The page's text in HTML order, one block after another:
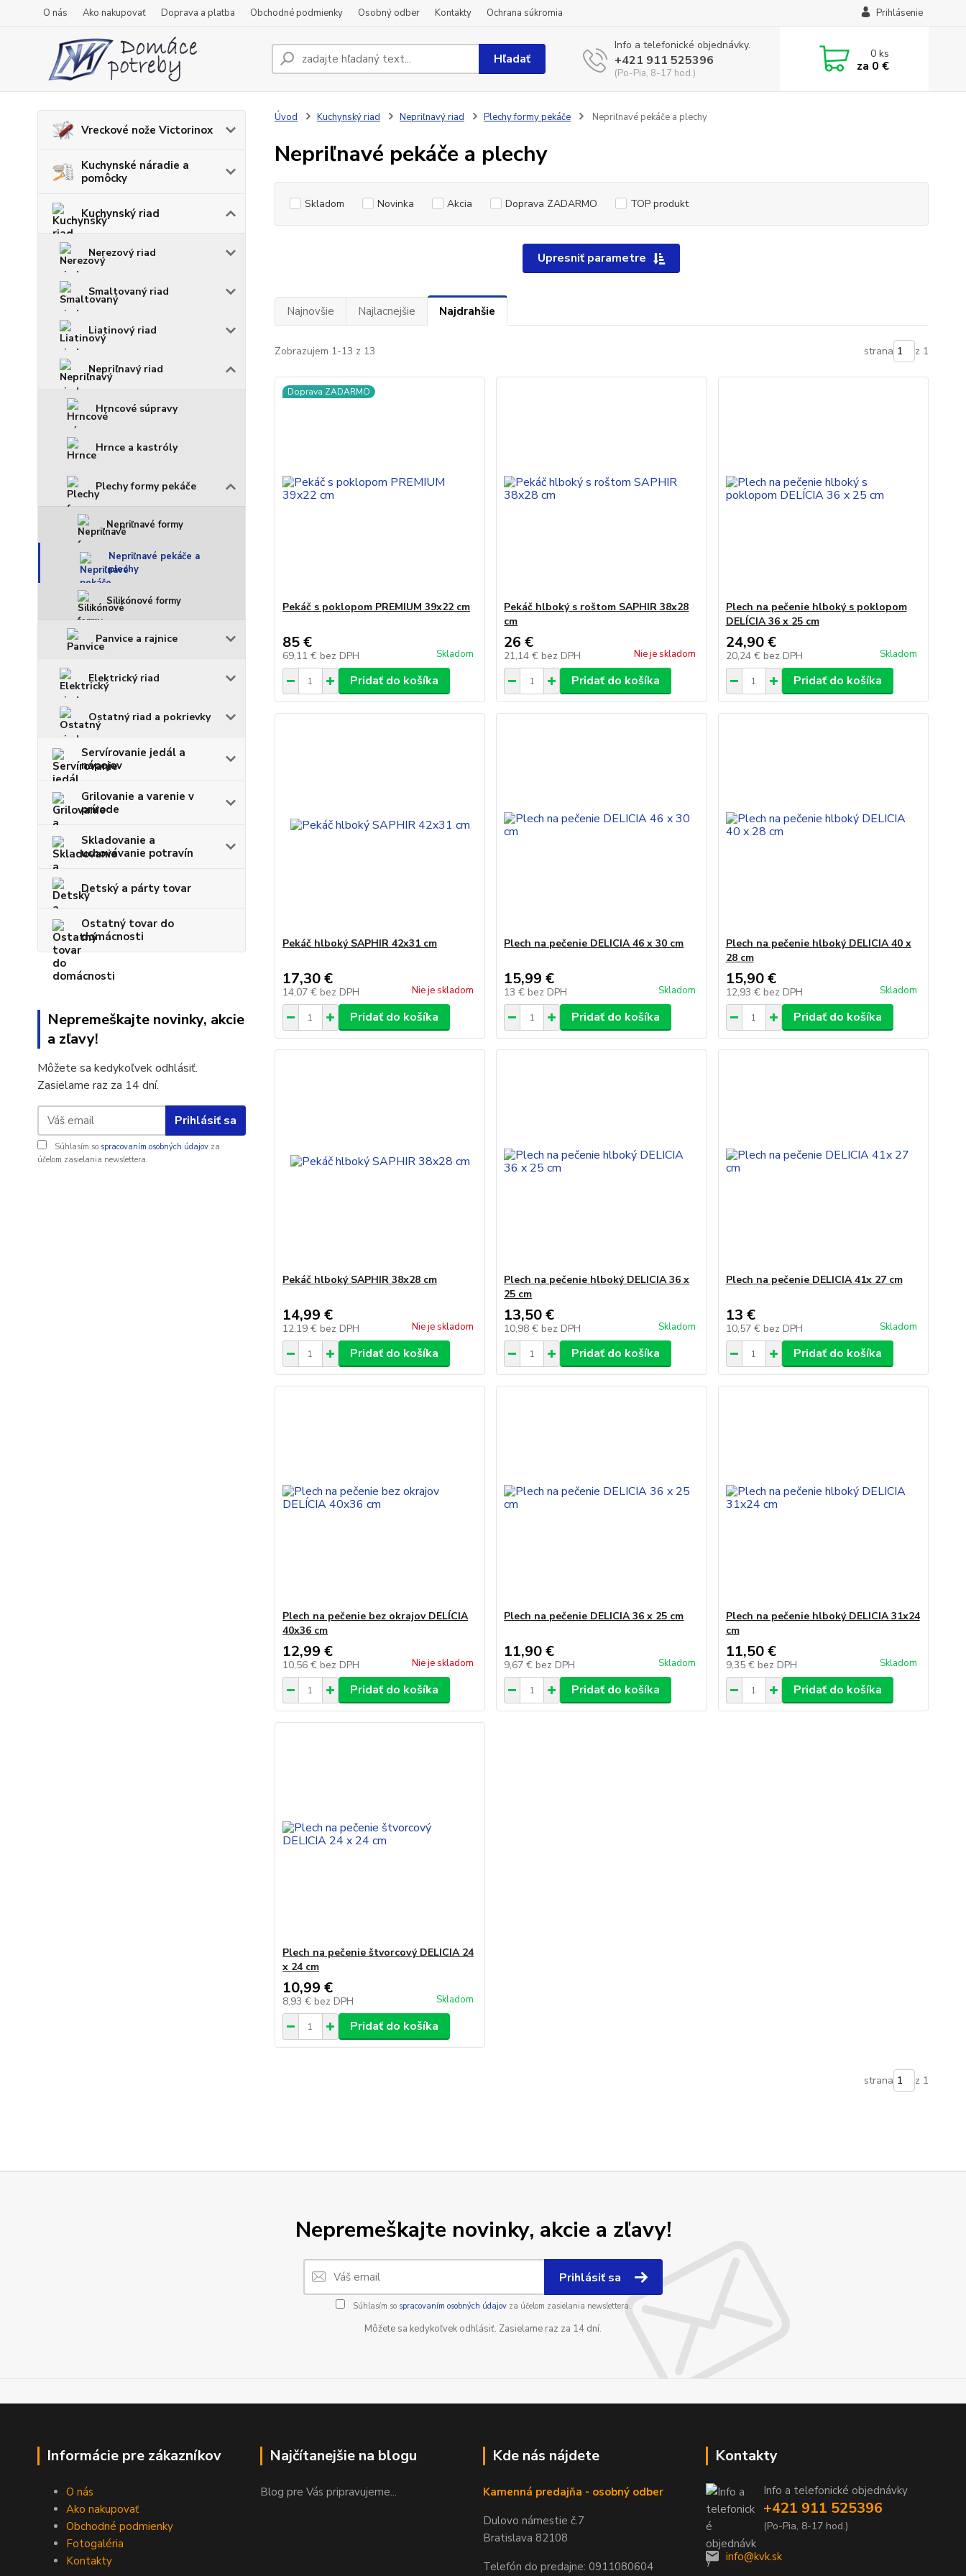
O nás Ako nakupovať Doprava a platba Obchodné podmienky Osobný odber Kontakty Ochrana súkromia Prihlásenie
Hľadať
Info a telefonické objednávky.
+421 911 525396
(Po-Pia, 8-17 hod.)
0ks
za 0 €
Vreckové nože Victorinox
Kuchynské náradie a
pomôcky
Kuchynský riad
Nerezový riad
Smaltovaný riad
Liatinový riad
Nepriľnavý riad
Hrncové súpravy
Hrnce a kastróly
Plechy formy pekáče
Nepriľnavé formy
Nepriľnavé pekáče a
plechy
Silikónové formy
Panvice a rajnice
Elektrický riad
Ostatný riad a pokrievky
Servírovanie jedál a
nápojov
Grilovanie a varenie v
prírode
Skladovanie a
uchovávanie potravín
Detský a párty tovar
Ostatný tovar do
domácnosti
Nepremeškajte novinky, akcie
a zľavy!
Môžete sa kedykoľvek odhlásiť.
Zasielame raz za 14 dní.
Prihlásiť sa
Súhlasím so spracovaním osobných údajov za
účelom zasielania newslettera.
Úvod Kuchynský riad Nepriľnavý riad Plechy formy pekáče Nepriľnavé pekáče a plechy
Nepriľnavé pekáče a plechy
Upresniť parametre
Skladom Novinka Akcia Doprava ZADARMO TOP produkt
Najnovšie Najlacnejšie Najdrahšie
Zobrazujem 1-13 z 13 strana z 1
Doprava ZADARMO
Pekáč s poklopom PREMIUM 39x22 cm
85 €
69,11 € bez DPH Skladom
Pridať do košíka
Pekáč hlboký s roštom SAPHIR 38x28
cm
26 €
21,14 € bez DPH Nie je skladom
Pridať do košíka
Plech na pečenie hlboký s poklopom
DELÍCIA 36 x 25 cm
24,90 €
20,24 € bez DPH Skladom
Pridať do košíka
Pekáč hlboký SAPHIR 42x31 cm
17,30 €
14,07 € bez DPH Nie je skladom
Pridať do košíka
Plech na pečenie DELICIA 46 x 30 cm
15,99 €
13 € bez DPH Skladom
Pridať do košíka
Plech na pečenie hlboký DELICIA 40 x
28 cm
15,90 €
12,93 € bez DPH Skladom
Pridať do košíka
Pekáč hlboký SAPHIR 38x28 cm
14,99 €
12,19 € bez DPH Nie je skladom
Pridať do košíka
Plech na pečenie hlboký DELICIA 36 x
25 cm
13,50 €
10,98 € bez DPH Skladom
Pridať do košíka
Plech na pečenie DELICIA 41x 27 cm
13 €
10,57 € bez DPH Skladom
Pridať do košíka
Plech na pečenie bez okrajov DELÍCIA
40x36 cm
12,99 €
10,56 € bez DPH Nie je skladom
Pridať do košíka
Plech na pečenie DELICIA 36 x 25 cm
11,90 €
9,67 € bez DPH Skladom
Pridať do košíka
Plech na pečenie hlboký DELICIA 31x24
cm
11,50 €
9,35 € bez DPH Skladom
Pridať do košíka
Plech na pečenie štvorcový DELICIA 24
x 24 cm
10,99 €
8,93 € bez DPH Skladom
Pridať do košíka
strana z 1
Nepremeškajte novinky, akcie a zľavy!
Prihlásiť sa
Súhlasím so spracovaním osobných údajovza účelom zasielania newslettera.
Môžete sa kedykoľvek odhlásiť. Zasielame raz za 14 dní.
Informácie pre zákazníkov
O nás
Ako nakupovať
Obchodné podmienky
Fotogaléria
Kontakty
Najčítanejšie na blogu
Blog pre Vás pripravujeme...
Kde nás nájdete
Kamenná predajňa - osobný odber
Dulovo námestie č.7
Bratislava 82108
Telefón do predajne: 0911080604
Kontakty
Info a telefonické objednávky
+421 911 525396
(Po-Pia, 8-17 hod.)
info@kvk.sk